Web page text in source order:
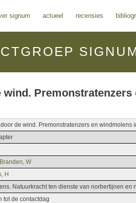
signum actueel recensies
wind.
de wind. Premonstratenzers en windmolens
W
H
Natuurkracht ten dienste van norbertijnen en
tot de contactdag